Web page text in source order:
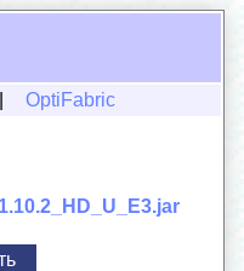
OptiFabric